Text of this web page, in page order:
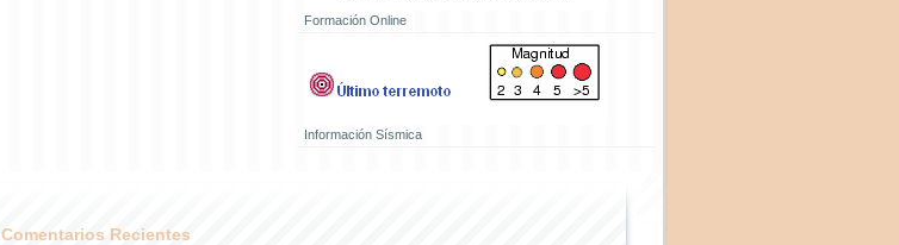
Formación Online
Información Sísmica
Comentarios Recientes